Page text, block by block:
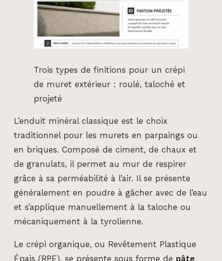
Trois types de finitions pour un crépi
de muret extérieur : roulé, taloché et
projeté
L’enduit minéral classique est le choix
traditionnel pour les murets en parpaings ou
en briques. Composé de ciment, de chaux et
de granulats, il permet au mur de respirer
grâce à sa perméabilité à l’air. Il se présente
généralement en poudre à gâcher avec de l’eau
et s’applique manuellement à la taloche ou
mécaniquement à la tyrolienne.
Le crépi organique, ou Revêtement Plastique
Épais (RPE), se présente sous forme de pâte